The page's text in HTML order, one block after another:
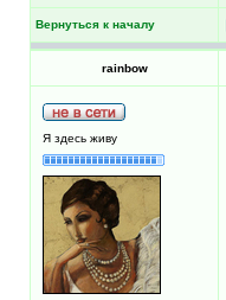
Вернуться к началу
rainbow
Я здесь живу